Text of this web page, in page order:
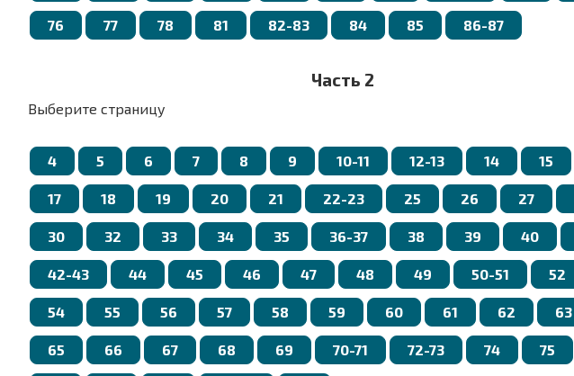
76 77 78 81 82-83 84 85 86-87
Часть 2
Выберите страницу
4 5 6 7 8 9 10-11 12-13 14 15
17 18 19 20 21 22-23 25 26 27
30 32 33 34 35 36-37 38 39 40
42-43 44 45 46 47 48 49 50-51 52
54 55 56 57 58 59 60 61 62 63
65 66 67 68 69 70-71 72-73 74 75